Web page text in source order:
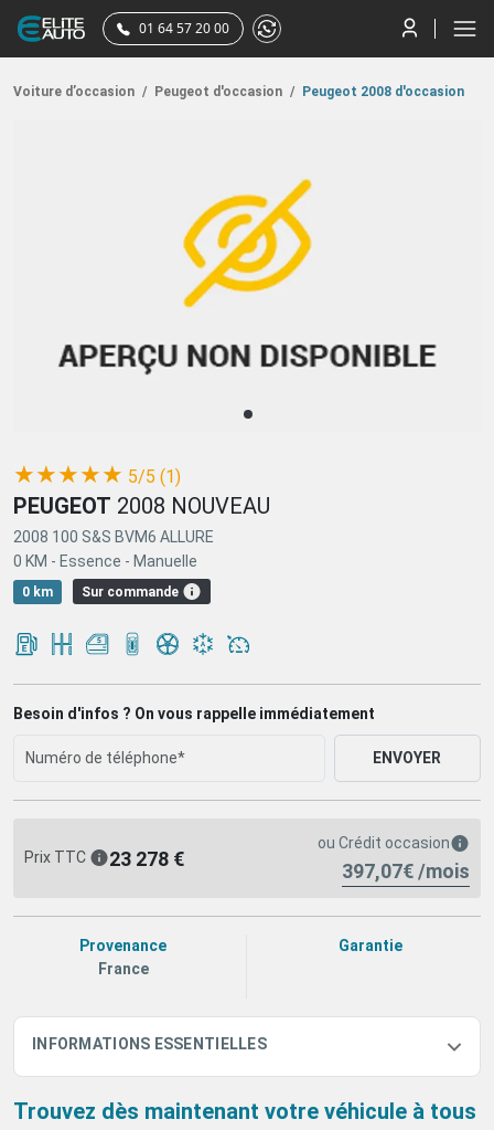
01 64 57 20 00
Voiture d’occasion / Peugeot d'occasion / Peugeot 2008 d'occasion
(*)
★
(*)★
(*) ★
(*) ★
(*) ★ 5/5 (1)
PEUGEOT 2008 NOUVEAU
2008 100 S&S BVM6 ALLURE
0 KM - Essence - Manuelle
0 km Sur commande
Besoin d'infos ? On vous rappelle immédiatement
ENVOYER
Prix TTC 23 278 €
ou Crédit occasion
397,07€ /mois
Provenance
France
Garantie
INFORMATIONS ESSENTIELLES
Trouvez dès maintenant votre véhicule à tous